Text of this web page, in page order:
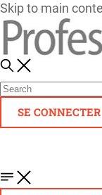
Skip to main
SE CONNECTER